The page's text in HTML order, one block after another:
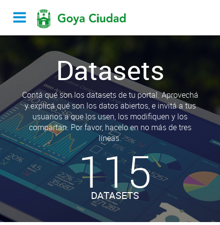
Datasets
Contá qué son los datasets de tu portal. Aprovechá
y explicá qué son los datos abiertos, e invitá a tus
usuarios a que los usen, los modifiquen y los
compartan. Por favor, hacelo en no más de tres
líneas.
115
DATASETS